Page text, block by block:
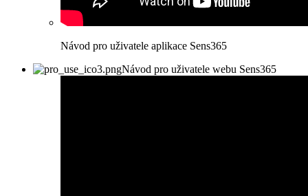
Návod pro uživatele aplikace Sens365
Návod pro uživatele webu Sens365